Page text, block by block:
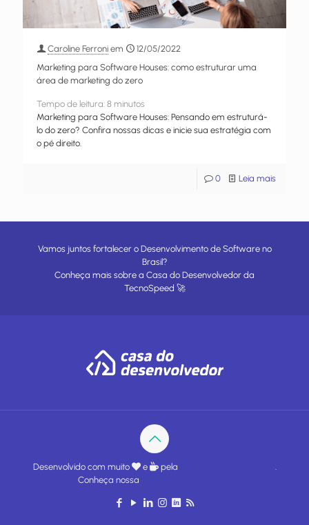
Caroline Ferroni em
12/05/2022
Marketing para Software Houses: como estruturar uma
área de marketing do zero
Tempo de leitura: 8 minutos
Marketing para Software Houses: Pensando em estruturá-
lo do zero? Confira nossas dicas e inicie sua estratégia com
o pé direito.
0 Leia mais
Vamos juntos fortalecer o Desenvolvimento de Software no
Brasil?
Conheça mais sobre a Casa do Desenvolvedor da
TecnoSpeed 🚀
Desenvolvido com muito e pela
Conheça nossa